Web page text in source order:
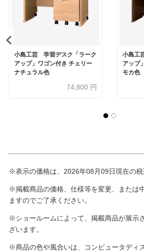
小島工芸 学習デスク「ラーク
アップ」ワゴン付き チェリー
ナチュラル色
74,800 円
小島工
アップ
モカ色
※表示の価格は、2026年08月09日現在の税
※掲載商品の価格、仕様等を変更、または
ますのでご了承ください。
※ショールームによって、掲載商品が展示
ざいます。
※商品の色や風合いは、コンピュータディ